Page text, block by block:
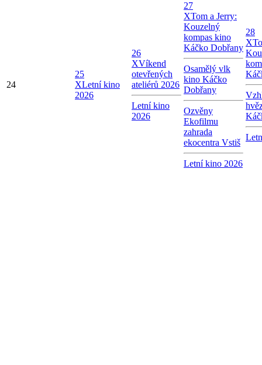
24
25
XLetní kino
2026
26
XVíkend
otevřených
ateliérů 2026
Letní kino
2026
27
XTom a Jerry:
Kouzelný
kompas kino
Káčko Dobřany
Osamělý vlk
kino Káčko
Dobřany
Ozvěny
Ekofilmu
zahrada
ekocentra Vstiš
Letní kino 2026
28
X